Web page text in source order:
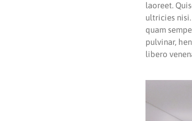
laoreet.
ultricies
quam
pulvinar,
libero